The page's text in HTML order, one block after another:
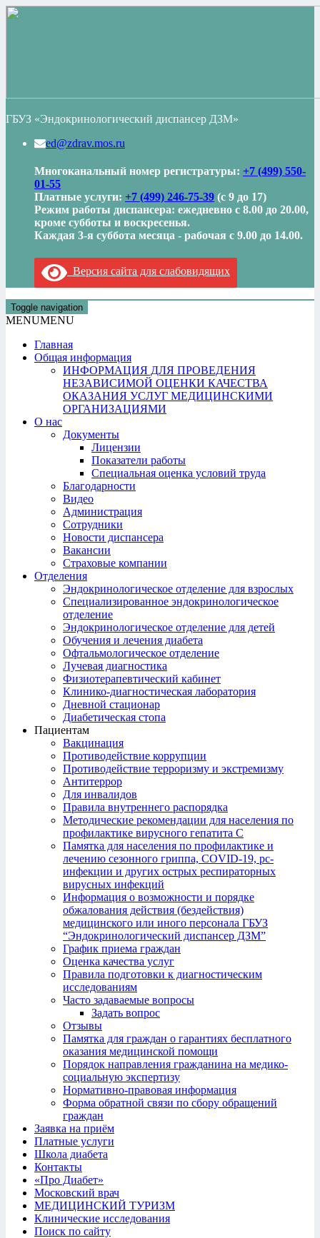
ГБУЗ «Эндокринологический диспансер ДЗМ»
ed@zdrav.mos.ru
Многоканальный номер регистратуры: +7 (499) 550-
01-55
Платные услуги: +7 (499) 246-75-39 (с 9 до 17)
Режим работы диспансера: ежедневно с 8.00 до 20.00,
кроме субботы и воскресенья.
Каждая 3-я суббота месяца - рабочая с 9.00 до 14.00.
Версия сайта для слабовидящих
Toggle navigation
MENUMENU
Главная
Общая информация
ИНФОРМАЦИЯ ДЛЯ ПРОВЕДЕНИЯ
НЕЗАВИСИМОЙ ОЦЕНКИ КАЧЕСТВА
ОКАЗАНИЯ УСЛУГ МЕДИЦИНСКИМИ
ОРГАНИЗАЦИЯМИ
О нас
Документы
Лицензии
Показатели работы
Специальная оценка условий труда
Благодарности
Видео
Администрация
Сотрудники
Новости диспансера
Вакансии
Страховые компании
Отделения
Эндокринологическое отделение для взрослых
Специализированное эндокринологическое
отделение
Эндокринологическое отделение для детей
Обучения и лечения диабета
Офтальмологическое отделение
Лучевая диагностика
Физиотерапевтический кабинет
Клинико-диагностическая лаборатория
Дневной стационар
Диабетическая стопа
Пациентам
Вакцинация
Противодействие коррупции
Противодействие терроризму и экстремизму
Антитеррор
Для инвалидов
Правила внутреннего распорядка
Методические рекомендации для населения по
профилактике вирусного гепатита С
Памятка для населения по профилактике и
лечению сезонного гриппа, COVID-19, рс-
инфекции и других острых респираторных
вирусных инфекций
Информация о возможности и порядке
обжалования действия (бездействия)
медицинского или иного персонала ГБУЗ
“Эндокринологический диспансер ДЗМ”
График приема граждан
Оценка качества услуг
Правила подготовки к диагностическим
исследованиям
Часто задаваемые вопросы
Задать вопрос
Отзывы
Памятка для граждан о гарантиях бесплатного
оказания медицинской помощи
Порядок направления гражданина на медико-
социальную экспертизу
Нормативно-правовая информация
Форма обратной связи по сбору обращений
граждан
Заявка на приём
Платные услуги
Школа диабета
Контакты
«Про Диабет»
Московский врач
МЕДИЦИНСКИЙ ТУРИЗМ
Клинические исследования
Поиск по сайту